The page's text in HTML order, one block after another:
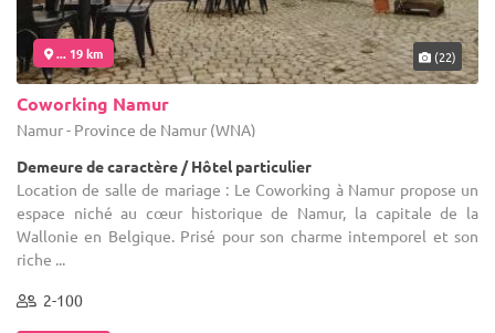
... 19 km (22)
Coworking Namur
Namur - Province de Namur (WNA)
Demeure de caractère / Hôtel particulier
Location de salle de mariage : Le Coworking à Namur propose un
espace niché au cœur historique de Namur, la capitale de la
Wallonie en Belgique. Prisé pour son charme intemporel et son
riche ...
2-100